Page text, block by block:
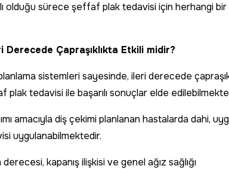
olduğu sürece şeffaf plak tedavisi için herhangi
Çapraşıklıkta Etkili midir?
sistemleri sayesinde, ileri derecede
tedavisi ile başarılı sonuçlar elde
amacıyla diş çekimi planlanan hastalarda dahi,
uygulanabilmektedir.
derecesi, kapanış ilişkisi ve genel ağız sağlığı